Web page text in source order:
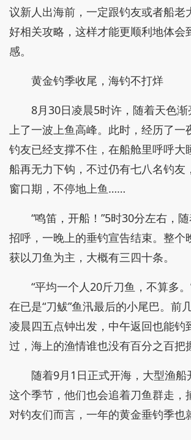
议新人出海前，一定跟钓友或者船老
好相关攻略，这样才能更顺利地体会
感。
黄金钓季收尾，海钓不打烊
8月30日凌晨5时许，随着天色
上了一波上鱼高峰。此时，经历了一
钓友已经支撑不住，在船舱里呼呼大
船再无力下钩，不过仍有七八名钓友
窗口期，不停地上鱼……
“鸣笛，开船！”5时30分左右，
招呼，一晚上的垂钓宣告结束。整个
获以刀鱼为主，大概有三四十条。
“平均一个人20斤刀鱼，不算多
在已是“刀鲅”鱼汛最后的小尾巴。前
凌晨四五点钟出发，中午返回也能钓
过，海上的渔情谁也没有百分之百把
随着9月1日正式开海，大型渔船
这个季节，他们也会追着刀鱼群走，
对钓友们而言，一年的黄金垂钓季也